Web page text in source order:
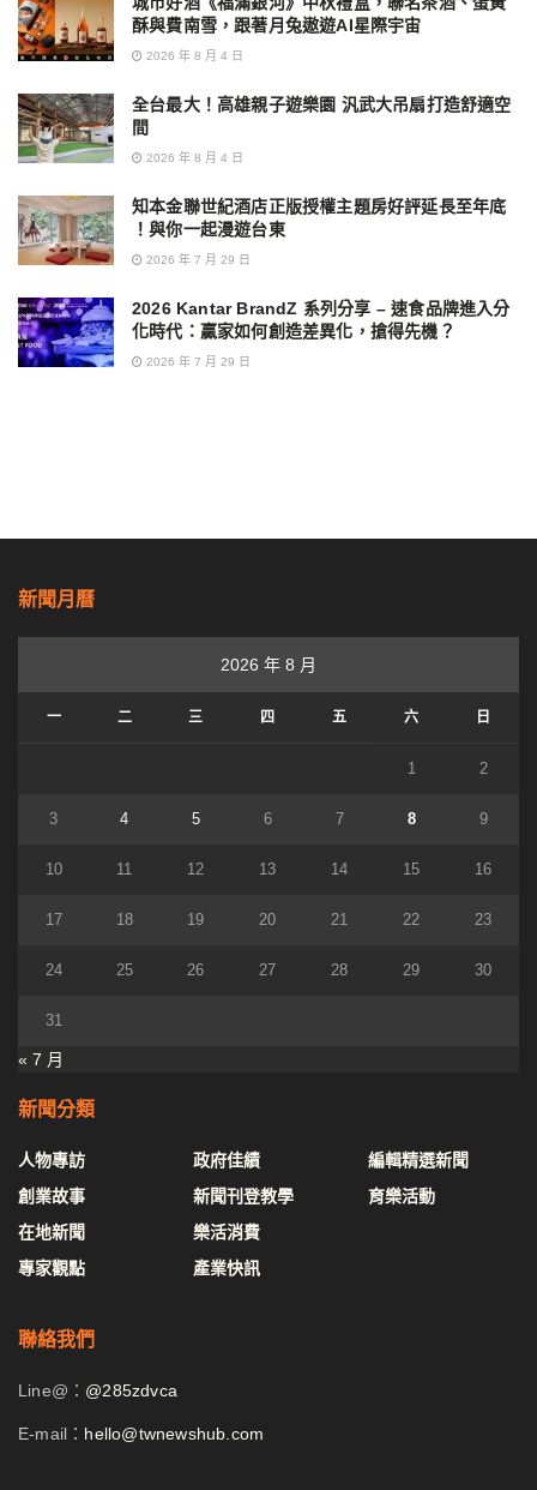
酥與費南雪，跟著月兔遨遊AI星際宇宙
2026 年 8 月 4 日
全台最大！高雄親子遊樂園 汎武大吊扇打造舒適空
間
2026 年 8 月 4 日
知本金聯世紀酒店正版授權主題房好評延長至年底
！與你一起漫遊台東
2026 年 7 月 29 日
2026 Kantar BrandZ 系列分享 – 速食品牌進入分
化時代：贏家如何創造差異化，搶得先機？
2026 年 7 月 29 日
新聞月曆
2026 年 8 月
一 二 三 四 五 六 日
1 2
3 4 5 6 7 8 9
10 11 12 13 14 15 16
17 18 19 20 21 22 23
24 25 26 27 28 29 30
31
« 7 月
新聞分類
人物專訪
創業故事
在地新聞
專家觀點
政府佳績
新聞刊登教學
樂活消費
產業快訊
編輯精選新聞
育樂活動
聯絡我們
Line@： @285zdvca
E-mail： hello@twnewshub.com